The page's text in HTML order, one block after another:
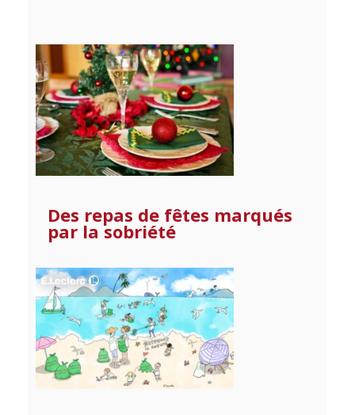
Des repas de fêtes marqués
par la sobriété